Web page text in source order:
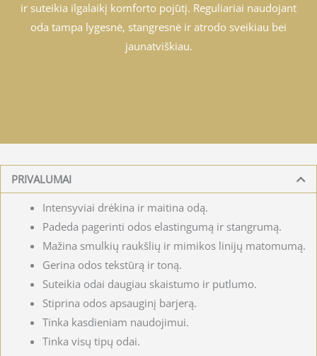
ir suteikia ilgalaikį komforto pojūtį. Reguliariai naudojant
oda tampa lygesnė, stangresnė ir atrodo sveikiau bei
jaunatviškiau.
PRIVALUMAI
Intensyviai drėkina ir maitina odą.
Padeda pagerinti odos elastingumą ir stangrumą.
Mažina smulkių raukšlių ir mimikos linijų matomumą.
Gerina odos tekstūrą ir toną.
Suteikia odai daugiau skaistumo ir putlumo.
Stiprina odos apsauginį barjerą.
Tinka kasdieniam naudojimui.
Tinka visų tipų odai.